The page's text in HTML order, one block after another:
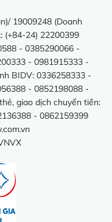
19009248 (Doanh
(+84-24) 22200399
- 0385290066 -
- 0981915333 -
BIDV: 0336258333 -
- 0852198088 -
giao dịch chuyển tiền:
- 0862159399